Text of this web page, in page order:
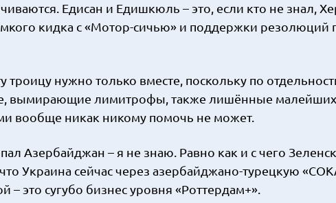
Едисан и Едишкюль – это, если кто не знал,
кидка с «Мотор-сичью» и поддержки резолюций
троицу нужно только вместе, поскольку по
вымирающие лимитрофы, также лишённые малейших
вообще никак никому помочь не может.
Азербайджан – я не знаю. Равно как и с чего
Украина сейчас через азербайджано-турецкую
– это сугубо бизнес уровня «Роттердам+».